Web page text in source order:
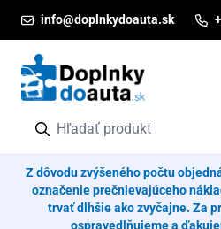
info@doplnkydoauta.sk
Z dôvodu zvýšeného počtu
označenie prečnievajúceho
trvať dlhšie ako zvyčajne. Za
ospravedlňujeme a